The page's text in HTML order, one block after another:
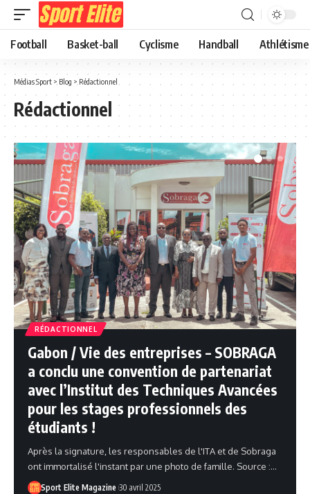
Football Basket-ball Cyclisme Handball Athlétisme
Médias Sport > Blog > Rédactionnel
Rédactionnel
RÉDACTIONNEL
Gabon / Vie des entreprises – SOBRAGA
a conclu une convention de partenariat
avec l’Institut des Techniques Avancées
pour les stages professionnels des
étudiants !
Après la signature, les responsables de l'ITA et de Sobraga
ont immortalisé l'instant par une photo de famille. Source :…
Sport Elite Magazine 30 avril 2025